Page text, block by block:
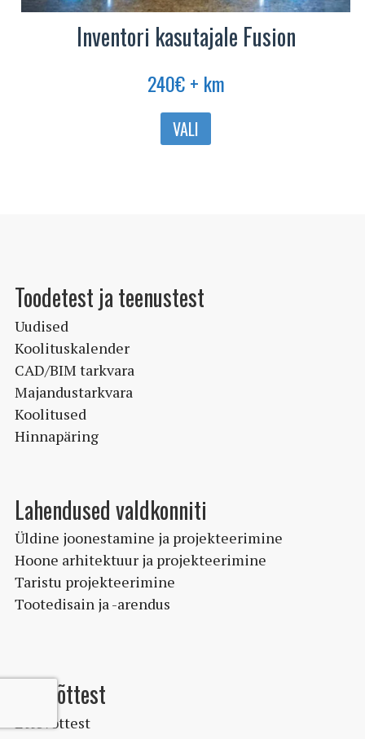
Inventori kasutajale Fusion
240€ + km
VALI
Sellel
Toodetest ja teenustest
Uudised
Koolituskalender
CAD/BIM tarkvara
Majandustarkvara
Koolitused
Hinnapäring
Lahendused valdkonniti
Üldine joonestamine ja projekteerimine
Hoone arhitektuur ja projekteerimine
Taristu projekteerimine
Tootedisain ja -arendus
Ettevõttest
Ettevõttest